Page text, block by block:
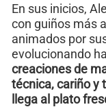
En sus inicios,
con guiños más
animados por
evolucionando
creaciones de
técnica, cariño y
llega al plato